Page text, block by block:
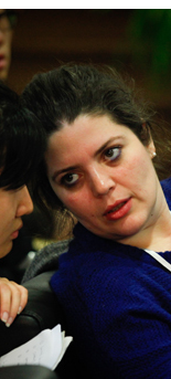
术学院中使用和在互
动安全免责协议书
自愿参加与退出、风险
的风险意识。
守中华人民共和国的
该具备以人为本、团
该是成年人（具有完全
术学院中使用和在互
动安全免责协议书
自愿参加与退出、风险
的风险意识。
守中华人民共和国的
该具备以人为本、团
该是成年人（具有完全
术学院中使用和在互
动安全免责协议书
自愿参加与退出、风险
的风险意识。
守中华人民共和国的
该具备以人为本、团
该是成年人（具有完全
可使用雅昌艺术网会员账